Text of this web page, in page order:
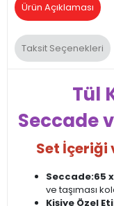
Ürün Açıklaması
Taksit Seçenekleri
Tül
Seccade
Set İçeriği
Seccade:65
ve taşıması
Kişiye Özel